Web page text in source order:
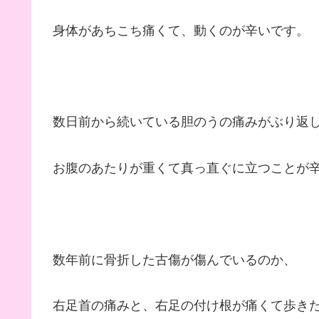
身体があちこち痛くて、動くのが辛いです。
数日前から続いている胆のうの痛みがぶり返し
お腹のあたりが重くて真っ直ぐに立つことが辛
数年前に骨折した古傷が傷んでいるのか、
右足首の痛みと、右足の付け根が痛くて歩き